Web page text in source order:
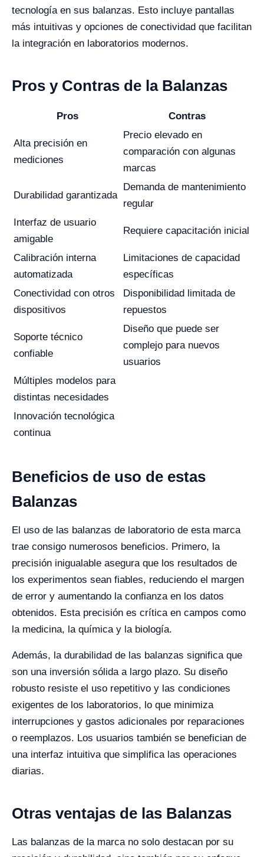
tecnología en sus balanzas. Esto incluye pantallas
más intuitivas y opciones de conectividad que facilitan
la integración en laboratorios modernos.
Pros y Contras de la Balanzas
Pros Contras
Alta precisión en
mediciones
Precio elevado en
comparación con algunas
marcas
Durabilidad garantizada
Demanda de mantenimiento
regular
Interfaz de usuario
amigable
Requiere capacitación inicial
Calibración interna
automatizada
Limitaciones de capacidad
específicas
Conectividad con otros
dispositivos
Disponibilidad limitada de
repuestos
Soporte técnico
confiable
Diseño que puede ser
complejo para nuevos
usuarios
Múltiples modelos para
distintas necesidades
Innovación tecnológica
continua
Beneficios de uso de estas
Balanzas
El uso de las balanzas de laboratorio de esta marca
trae consigo numerosos beneficios. Primero, la
precisión inigualable asegura que los resultados de
los experimentos sean fiables, reduciendo el margen
de error y aumentando la confianza en los datos
obtenidos. Esta precisión es crítica en campos como
la medicina, la química y la biología.
Además, la durabilidad de las balanzas significa que
son una inversión sólida a largo plazo. Su diseño
robusto resiste el uso repetitivo y las condiciones
exigentes de los laboratorios, lo que minimiza
interrupciones y gastos adicionales por reparaciones
o reemplazos. Los usuarios también se benefician de
una interfaz intuitiva que simplifica las operaciones
diarias.
Otras ventajas de las Balanzas
Las balanzas de la marca no solo destacan por su